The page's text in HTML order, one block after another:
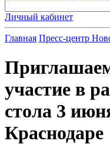
Личный кабинет
Главная Пресс-центр
участие в
стола 3
Краснодаре